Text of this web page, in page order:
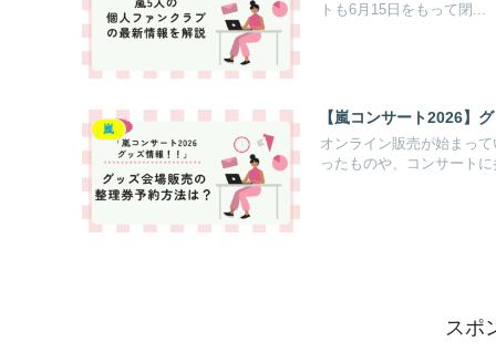
トも6月15日をもって閉...
嵐
【嵐コンサート2026】
オンライン販売が始まっ
ったものや、コンサート
スポ